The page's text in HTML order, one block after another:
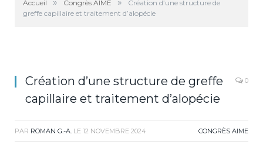
Accueil Congrès AIME
Création d’une structure de
greffe capillaire et traitement d’alopécie
Création d’une structure de greffe
capillaire et traitement d’alopécie
0
PAR ROMAN G.-A. LE 12 NOVEMBRE 2024 CONGRÈS AIME